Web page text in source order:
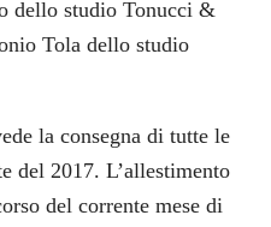
dello studio Tonucci &
Tola dello studio
la consegna di tutte le
del 2017. L’allestimento
del corrente mese di